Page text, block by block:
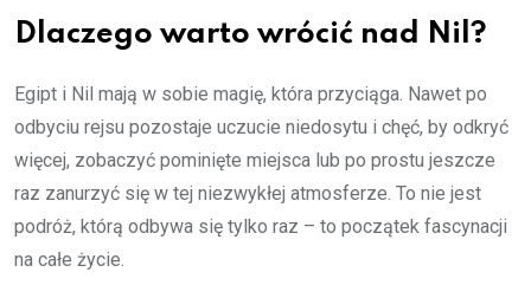
Dlaczego warto wrócić nad Nil?
Egipt i Nil mają w sobie magię, która przyciąga. Nawet po
odbyciu rejsu pozostaje uczucie niedosytu i chęć, by odkryć
więcej, zobaczyć pominięte miejsca lub po prostu jeszcze
raz zanurzyć się w tej niezwykłej atmosferze. To nie jest
podróż, którą odbywa się tylko raz – to początek fascynacji
na całe życie.